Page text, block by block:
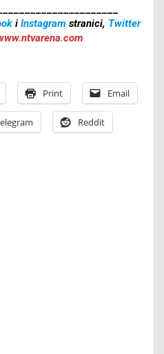
i Instagram stranici, Twitter
Print Email
Reddit